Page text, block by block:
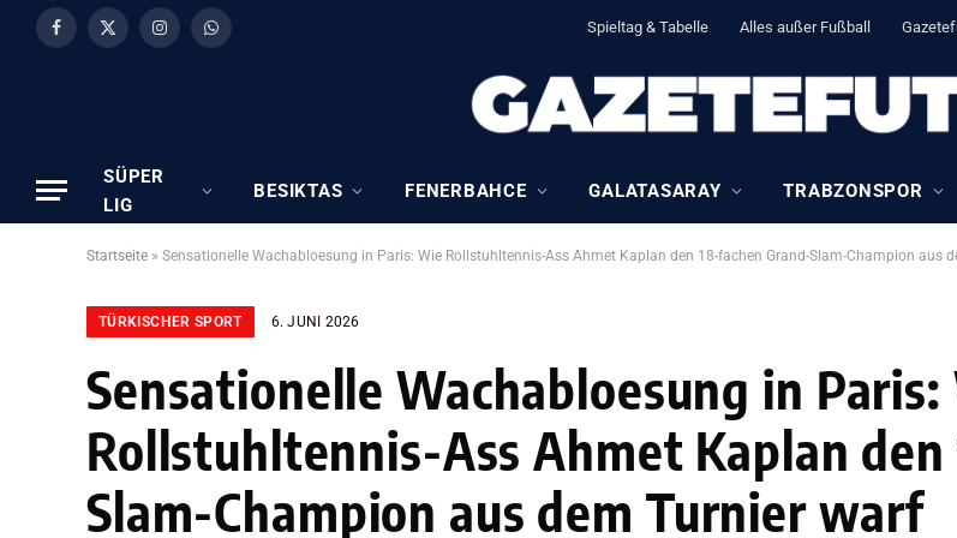
Facebook
X
InstagramWhatsApp Spieltag & Tabelle Alles außer Fußball
SÜPER
LIG
BESIKTAS FENERBAHCE GALATASARAY TRABZONSPOR
Startseite » Sensationelle Wachabloesung in Paris: Wie Rollstuhltennis-Ass Ahmet Kaplan den 18-fachen Grand-Slam-Champion aus
TÜRKISCHER SPORT 6. JUNI 2026
Sensationelle Wachabloesung in Paris:
Rollstuhltennis-Ass Ahmet Kaplan den
Slam-Champion aus dem Turnier warf